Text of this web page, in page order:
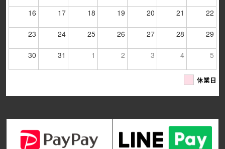
16 17 18 19 20 21 22
23 24 25 26 27 28 29
30 31 1 2 3 4 5
休業日